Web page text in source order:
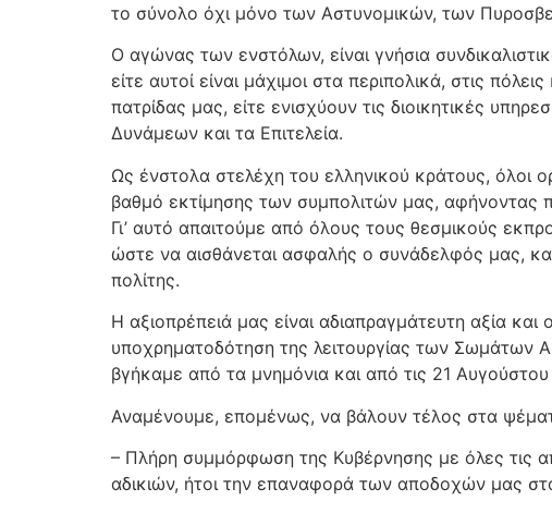
το σύνολο όχι μόνο των Αστυνομικών, των
Ο αγώνας των ενστόλων, είναι γνήσια
είτε αυτοί είναι μάχιμοι στα περιπολικά, στις
πατρίδας μας, είτε ενισχύουν τις διοικητικές
Δυνάμεων και τα Επιτελεία.
Ως ένστολα στελέχη του ελληνικού κράτους, όλοι
βαθμό εκτίμησης των συμπολιτών μας, αφήνοντας
Γι’ αυτό απαιτούμε από όλους τους θεσμικούς
ώστε να αισθάνεται ασφαλής ο συνάδελφός μας,
πολίτης.
Η αξιοπρέπειά μας είναι αδιαπραγμάτευτη αξία
υποχρηματοδότηση της λειτουργίας των Σωμάτων
βγήκαμε από τα μνημόνια και από τις 21
Αναμένουμε, επομένως, να βάλουν τέλος στα
– Πλήρη συμμόρφωση της Κυβέρνησης με όλες τις
αδικιών, ήτοι την επαναφορά των αποδοχών μας